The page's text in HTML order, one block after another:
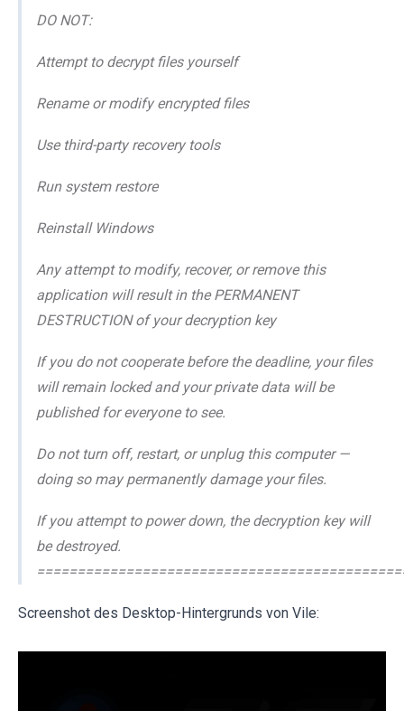
DO NOT:
Attempt to decrypt files yourself
Rename or modify encrypted files
Use third-party recovery tools
Run system restore
Reinstall Windows
Any attempt to modify, recover, or remove this
application will result in the PERMANENT
DESTRUCTION of your decryption key
If you do not cooperate before the deadline, your files
will remain locked and your private data will be
published for everyone to see.
Do not turn off, restart, or unplug this computer —
doing so may permanently damage your files.
If you attempt to power down, the decryption key will
be destroyed.
Screenshot des Desktop-Hintergrunds von Vile: